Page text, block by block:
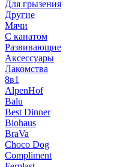
Для грызения
Другие
Мячи
С канатом
Развивающие
Аксессуары
Лакомства
8в1
AlpenHof
Balu
Best Dinner
Biohaus
BraVa
Choco Dog
Compliment